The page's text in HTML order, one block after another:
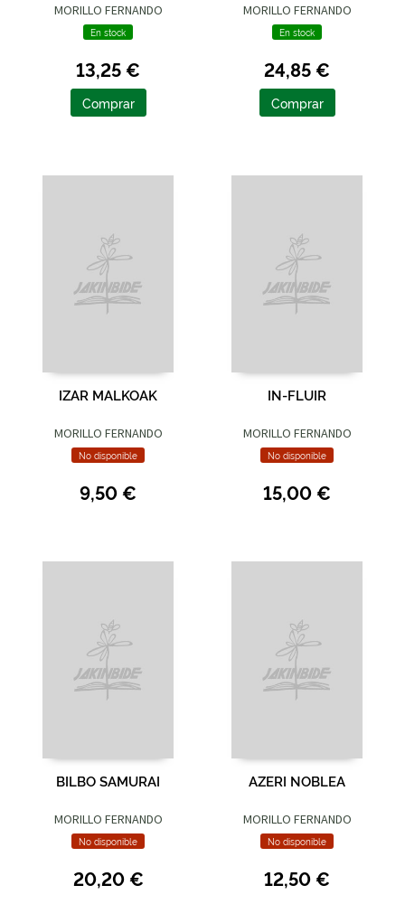
MORILLO FERNANDO
En stock
13,25 €
Comprar
MORILLO FERNANDO
En stock
24,85 €
Comprar
IZAR MALKOAK
MORILLO FERNANDO
No disponible
9,50 €
IN-FLUIR
MORILLO FERNANDO
No disponible
15,00 €
BILBO SAMURAI
MORILLO FERNANDO
No disponible
20,20 €
AZERI NOBLEA
MORILLO FERNANDO
No disponible
12,50 €